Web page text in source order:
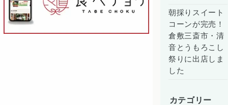
朝採りスイート
コーンが完売！
倉敷三斎市・清
音とうもろこし
祭りに出店しま
した
カテゴリー